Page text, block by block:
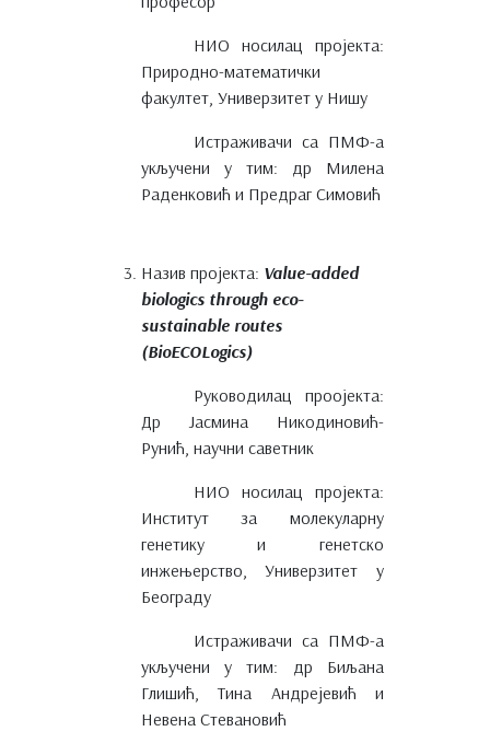
НИО носилац пројекта:
Природно-математички
факултет, Универзитет у Нишу
Истраживачи са ПМФ-а
укључени у тим: др Милена
Раденковић и Предраг Симовић
Назив пројекта: Value-added
biologics through eco-
sustainable routes
(BioECOLogics)
Руководилац проојекта:
Др Јасмина Никодиновић-
Рунић, научни саветник
НИО носилац пројекта:
Институт за молекуларну
генетику и генетско
инжењерство, Универзитет у
Београду
Истраживачи са ПМФ-а
укључени у тим: др Биљана
Глишић, Тина Андрејевић и
Невена Стевановић